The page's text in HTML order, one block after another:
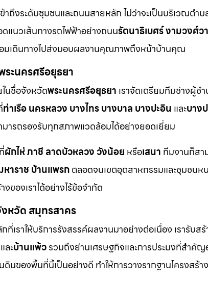
าถึงระดับชุมชนและถนนสายหลัก ไม่ว่าจะเป็นบริเวณตำบ
แนวเส้นทางรถไฟฟ้าอย่างถนนรัตนาธิเบศร์ งามวงศ์
มเดินทางไปส่งมอบผลงานคุณภาพถึงหน้าบ้านคุณ
ะนครศรีอยุธยา
นชื่อจังหวัดพระนครศรีอยุธยา เราจัดเตรียมทีมช่างผู้
ท่าเรือ นครหลวง บางไทร บางบาล บางปะอิน และบาง
ารถรองรับทุกสภาพแวดล้อมได้อย่างยอดเยี่ยม
ผักไห่ ภาชี ลาดบัวหลวง วังน้อย หรือเสนา ทีมงานก็สา
าราช บ้านแพรกตลอดจนเขตอุตสาหกรรมและชุมชนห
ของเราได้อย่างไร้ข้อจำกัด
หวัด สมุทรสาคร
เราให้บริการรังสรรค์ผลงานมาอย่างต่อเนื่อง เรารับส
และบ้านแพ้วรวมถึงย่านเศรษฐกิจและการประมงที่สำคัญ
ดินของพื้นที่นี้เป็นอย่างดี ทำให้การวางรากฐานโครงส